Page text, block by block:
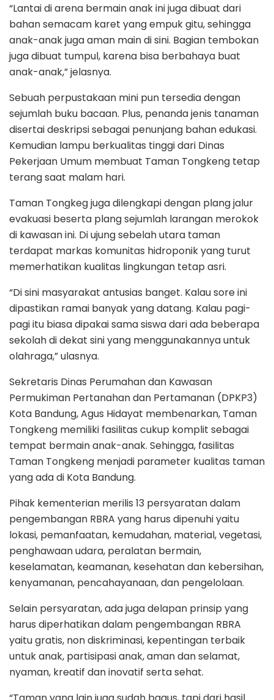
“Lantai di arena bermain anak ini juga dibuat dari
bahan semacam karet yang empuk gitu, sehingga
anak-anak juga aman main di sini. Bagian tembokan
juga dibuat tumpul, karena bisa berbahaya buat
anak-anak,” jelasnya.
Sebuah perpustakaan mini pun tersedia dengan
sejumlah buku bacaan. Plus, penanda jenis tanaman
disertai deskripsi sebagai penunjang bahan edukasi.
Kemudian lampu berkualitas tinggi dari Dinas
Pekerjaan Umum membuat Taman Tongkeng tetap
terang saat malam hari.
Taman Tongkeg juga dilengkapi dengan plang jalur
evakuasi beserta plang sejumlah larangan merokok
di kawasan ini. Di ujung sebelah utara taman
terdapat markas komunitas hidroponik yang turut
memerhatikan kualitas lingkungan tetap asri.
“Di sini masyarakat antusias banget. Kalau sore ini
dipastikan ramai banyak yang datang. Kalau pagi-
pagi itu biasa dipakai sama siswa dari ada beberapa
sekolah di dekat sini yang menggunakannya untuk
olahraga,” ulasnya.
Sekretaris Dinas Perumahan dan Kawasan
Permukiman Pertanahan dan Pertamanan (DPKP3)
Kota Bandung, Agus Hidayat membenarkan, Taman
Tongkeng memiliki fasilitas cukup komplit sebagai
tempat bermain anak-anak. Sehingga, fasilitas
Taman Tongkeng menjadi parameter kualitas taman
yang ada di Kota Bandung.
Pihak kementerian merilis 13 persyaratan dalam
pengembangan RBRA yang harus dipenuhi yaitu
lokasi, pemanfaatan, kemudahan, material, vegetasi,
penghawaan udara, peralatan bermain,
keselamatan, keamanan, kesehatan dan kebersihan,
kenyamanan, pencahayanaan, dan pengelolaan.
Selain persyaratan, ada juga delapan prinsip yang
harus diperhatikan dalam pengembangan RBRA
yaitu gratis, non diskriminasi, kepentingan terbaik
untuk anak, partisipasi anak, aman dan selamat,
nyaman, kreatif dan inovatif serta sehat.